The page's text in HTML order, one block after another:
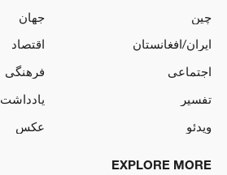
چین
جهان
ایران/افغانستان
اقتصاد
اجتماعی
فرهنگی
تفسیر
یادداشت
ویدئو
عکس
EXPLORE MORE